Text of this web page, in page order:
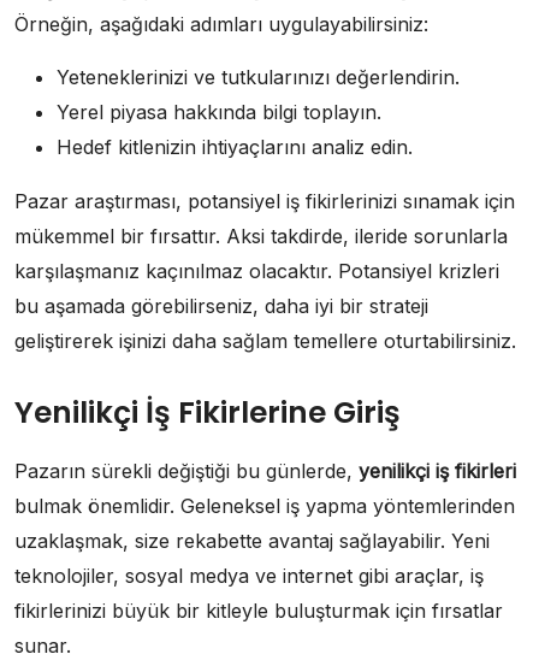
Örneğin, aşağıdaki adımları uygulayabilirsiniz:
Yeteneklerinizi ve tutkularınızı değerlendirin.
Yerel piyasa hakkında bilgi toplayın.
Hedef kitlenizin ihtiyaçlarını analiz edin.
Pazar araştırması, potansiyel iş fikirlerinizi sınamak için
mükemmel bir fırsattır. Aksi takdirde, ileride sorunlarla
karşılaşmanız kaçınılmaz olacaktır. Potansiyel krizleri
bu aşamada görebilirseniz, daha iyi bir strateji
geliştirerek işinizi daha sağlam temellere oturtabilirsiniz.
Yenilikçi İş Fikirlerine Giriş
Pazarın sürekli değiştiği bu günlerde, yenilikçi iş fikirleri
bulmak önemlidir. Geleneksel iş yapma yöntemlerinden
uzaklaşmak, size rekabette avantaj sağlayabilir. Yeni
teknolojiler, sosyal medya ve internet gibi araçlar, iş
fikirlerinizi büyük bir kitleyle buluşturmak için fırsatlar
sunar.